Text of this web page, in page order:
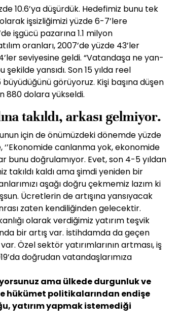
10.6’ya düşür­dük. Hedefimiz bunu tek
işsizliği­mizi yüzde 6-7’lere
işgücü pazarına 1.1 milyon
oranları, 2007’de yüzde 43’ler
seviye­sine geldi. “Vatandaşa ne yan­
şekilde yansıdı. Son 15 yılda reel
görüyoruz. Kişi başına düşen
880 dolara yükseldi.
takıldı, arkası gelmiyor.
için de önü­müzdeki dönemde yüzde
‘’Ekonomide can­lanma yok, ekonomide
bunu doğrulamı­yor. Evet, son 4-5 yıldan
takıldı kaldı ama şimdi yeniden bir
aşağı doğru çekmemiz lazım ki
Ücretlerin de artışına yansıyacak
zaten kendiliğinden gele­cektir.
olarak verdiğimiz yatırım teşvik
bir artış var. İstih­damda da geçen
Özel sektör yatırımlarının artması, iş
doğrudan vatan­daşlarımıza
ama ülkede durgunluk ve
hükümet politikalarından endişe
yatırım yapmak istemediği